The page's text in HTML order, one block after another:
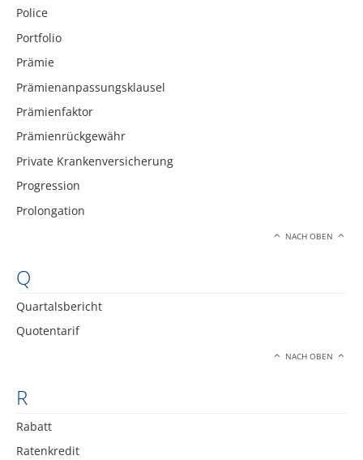
Police
Portfolio
Prämie
Prämienanpassungsklausel
Prämienfaktor
Prämienrückgewähr
Private Krankenversicherung
Progression
Prolongation
NACH OBEN
Q
Quartalsbericht
Quotentarif
NACH OBEN
R
Rabatt
Ratenkredit